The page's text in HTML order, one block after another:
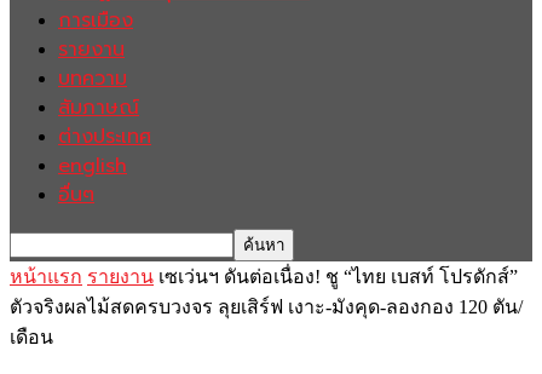
การเมือง
รายงาน
บทความ
สัมภาษณ์
ต่างประเทศ
english
อื่นๆ
หน้าแรก รายงาน เซเว่นฯ ดันต่อเนื่อง! ชู “ไทย เบสท์ โปรดักส์”
ตัวจริงผลไม้สดครบวงจร ลุยเสิร์ฟ เงาะ-มังคุด-ลองกอง 120 ตัน/
เดือน